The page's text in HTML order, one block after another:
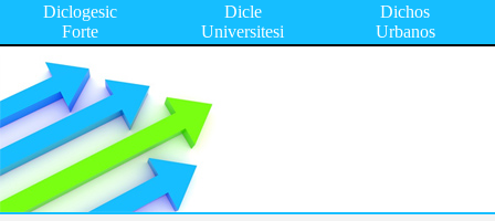
Diclogesic
Forte
Dicle
Universitesi
Dichos
Urbanos